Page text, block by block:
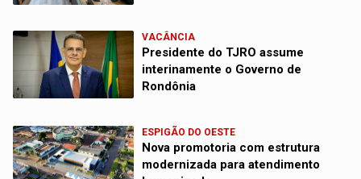
VACÂNCIA
Presidente do TJRO assume
interinamente o Governo de
Rondônia
ESPIGÃO DO OESTE
Nova promotoria com estrutura
modernizada para atendimento